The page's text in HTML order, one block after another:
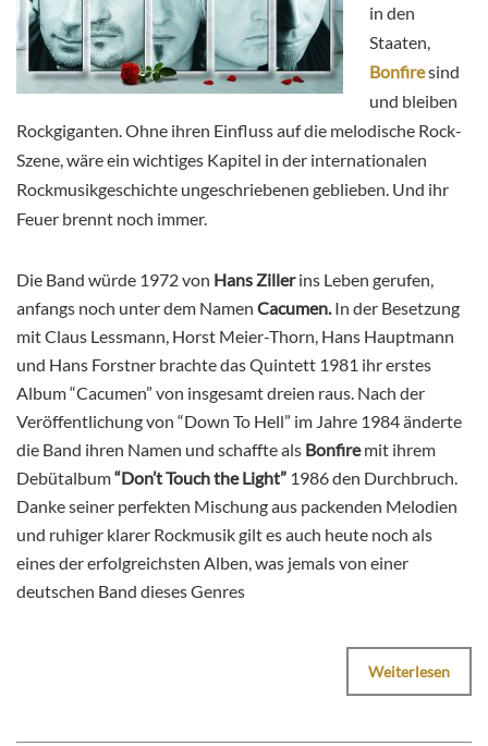
in den
Staaten,
Bonfiresind
und bleiben
Rockgiganten. Ohne ihren Einfluss auf die melodische Rock-
Szene, wäre ein wichtiges Kapitel in der internationalen
Rockmusikgeschichte ungeschriebenen geblieben. Und ihr
Feuer brennt noch immer.
Die Band würde 1972 von Hans Zillerins Leben gerufen,
anfangs noch unter dem Namen Cacumen. In der Besetzung
mit Claus Lessmann, Horst Meier-Thorn, Hans Hauptmann
und Hans Forstner brachte das Quintett 1981 ihr erstes
Album “Cacumen” von insgesamt dreien raus. Nach der
Veröffentlichung von “Down To Hell” im Jahre 1984 änderte
die Band ihren Namen und schaffte als Bonfiremit ihrem
Debütalbum“Don’t Touch the Light” 1986 den Durchbruch.
Danke seiner perfekten Mischung aus packenden Melodien
und ruhiger klarer Rockmusik gilt es auch heute noch als
eines der erfolgreichsten Alben, was jemals von einer
deutschen Band dieses Genres
Weiterlesen